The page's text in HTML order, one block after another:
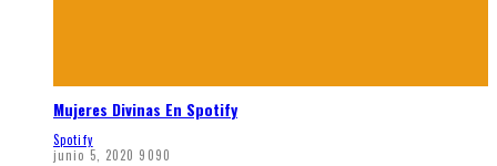
Mujeres Divinas En Spotify
Spotify
junio 5, 2020 9090